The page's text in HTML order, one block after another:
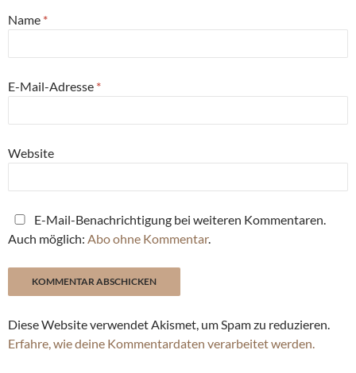
Name *
E-Mail-Adresse *
Website
E-Mail-Benachrichtigung bei weiteren Kommentaren.
Auch möglich: Abo ohne Kommentar.
Diese Website verwendet Akismet, um Spam zu reduzieren.
Erfahre, wie deine Kommentardaten verarbeitet werden.